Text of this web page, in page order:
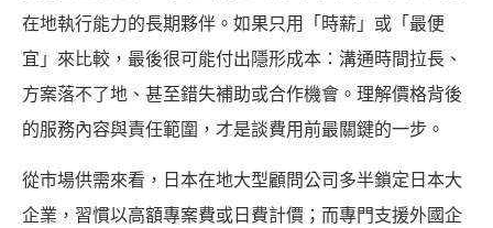
在地執行能力的長期夥伴。如果只用「時薪」或「最便
宜」來比較，最後很可能付出隱形成本：溝通時間拉長、
方案落不了地、甚至錯失補助或合作機會。理解價格背後
的服務內容與責任範圍，才是談費用前最關鍵的一步。
從市場供需來看，日本在地大型顧問公司多半鎖定日本大
企業，習慣以高額專案費或日費計價；而專門支援外國企